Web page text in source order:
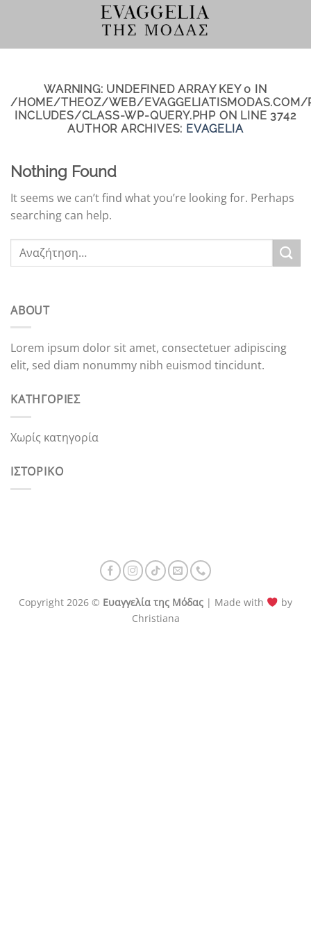
WARNING: UNDEFINED ARRAY KEY 0 IN
/HOME/THEOZ/WEB/
INCLUDES/CLASS-WP-QUERY.PHP ON LINE3742
AUTHOR ARCHIVES: EVAGELIA
Nothing Found
It seems we can’t find what you’re looking for. Perhaps
searching can help.
ABOUT
Lorem ipsum dolor sit amet, consectetuer adipiscing
elit, sed diam nonummy nibh euismod tincidunt.
KΑΤΗΓΟΡΊΕΣ
Χωρίς κατηγορία
ΙΣΤΟΡΙΚΌ
Copyright 2026 © Ευαγγελία της Μόδας | Made with
by
Christiana